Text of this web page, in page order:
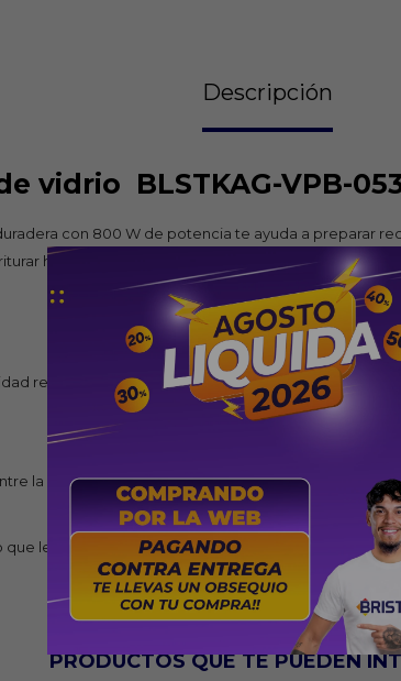
Descripción
vidrio BLSTKAG-VPB-
con 800 W de potencia te ayuda a preparar
hielo y un vaso de vidrio Boroclass® resistente
resistente a la ebullición de los ingredientes,
la cuchilla y el eje de la base que prolonga la vida
le brinda más control y flexibilidad para lograr la
PRODUCTOS QUE TE PUEDEN